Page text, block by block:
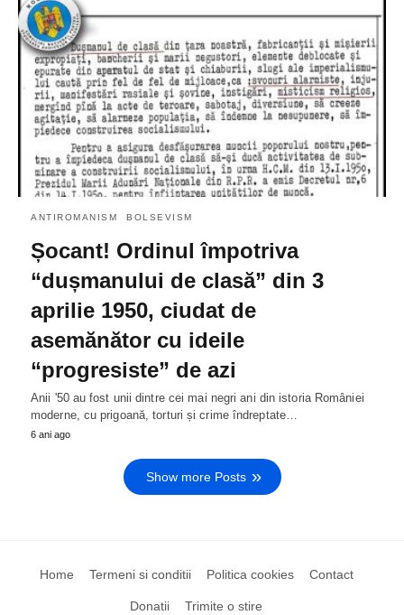
ANTIROMANISM BOLSEVISM
Șocant! Ordinul împotriva
“dușmanului de clasă” din 3
aprilie 1950, ciudat de
asemănător cu ideile
“progresiste” de azi
Anii '50 au fost unii dintre cei mai negri ani din istoria României
moderne, cu prigoană, torturi și crime îndreptate…
6 ani ago
Show more Posts
Home Termeni si conditii Politica cookies Contact
Donatii Trimite o stire